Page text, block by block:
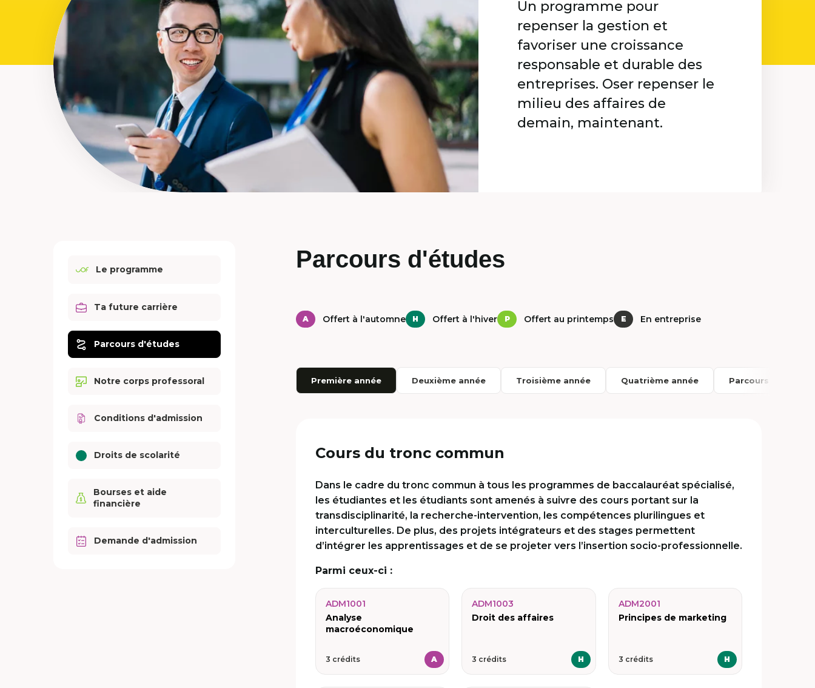
Un programme pour
repenser la gestion et
favoriser une croissance
responsable et durable des
entreprises. Oser repenser le
milieu des affaires de
demain, maintenant.
Le programme
Ta future carrière
Parcours d'études
Notre corps professoral
Conditions d'admission
Droits de scolarité
Bourses et aide
financière
Demande d'admission
Parcours d'études
A Offert à l'automne H Offert à l'hiver P Offert au printemps E En entreprise
Première année Deuxième année Troisième année Quatrième année Parcours
année
Cours du tronc commun
Dans le cadre du tronc commun à tous les programmes de baccalauréat spécialisé,
les étudiantes et les étudiants sont amenés à suivre des cours portant sur la
transdisciplinarité, la recherche-intervention, les compétences plurilingues et
interculturelles. De plus, des projets intégrateurs et des stages permettent
d’intégrer les apprentissages et de se projeter vers l’insertion socio-professionnelle.
Parmi ceux-ci :
ADM1001
Analyse
macroéconomique
3 crédits A
ADM1003
Droit des affaires
3 crédits H
ADM2001
Principes de marketing
3 crédits H